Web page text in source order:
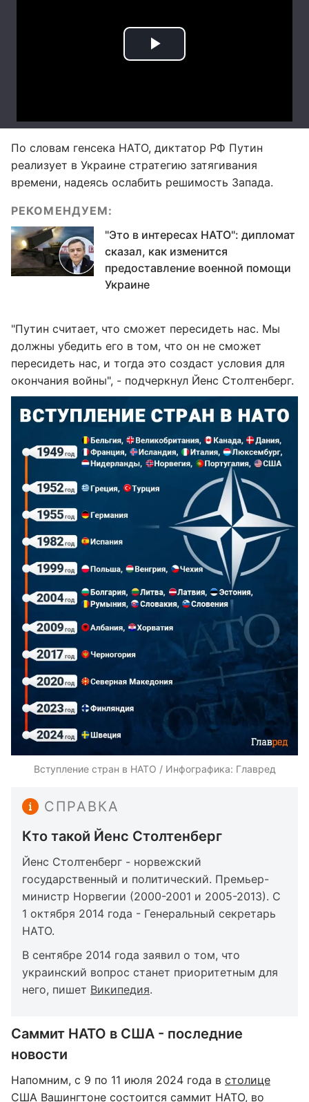
По словам генсека НАТО, диктатор РФ Путин
реализует в Украине стратегию затягивания
времени, надеясь ослабить решимость Запада.
РЕКОМЕНДУЕМ:
"Это в интересах НАТО": дипломат
сказал, как изменится
предоставление военной помощи
Украине
"Путин считает, что сможет пересидеть нас. Мы
должны убедить его в том, что он не сможет
пересидеть нас, и тогда это создаст условия для
окончания войны", - подчеркнул Йенс Столтенберг.
Вступление стран в НАТО / Инфографика: Главред
СПРАВКА
Кто такой Йенс Столтенберг
Йенс Столтенберг - норвежский
государственный и политический. Премьер-
министр Норвегии (2000-2001 и 2005-2013). С
1 октября 2014 года - Генеральный секретарь
НАТО.
В сентябре 2014 года заявил о том, что
украинский вопрос станет приоритетным для
него, пишет Википедия.
Саммит НАТО в США - последние
новости
Напомним, с 9 по 11 июля 2024 года в столице
США Вашингтоне состоится саммит НАТО, во